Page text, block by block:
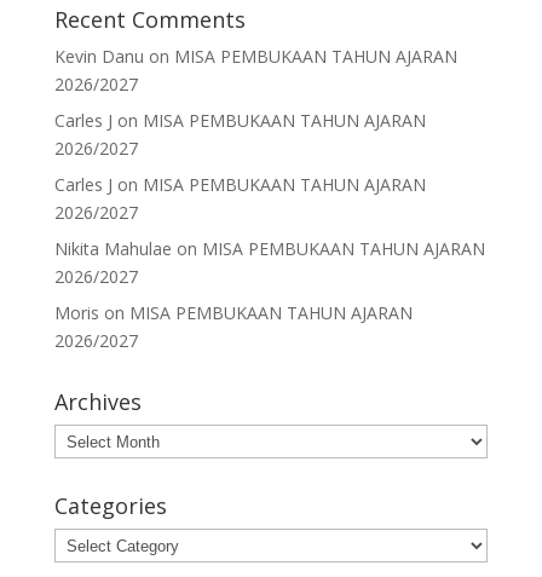
Recent Comments
Kevin Danu on MISA PEMBUKAAN TAHUN AJARAN
2026/2027
Carles J on MISA PEMBUKAAN TAHUN AJARAN
2026/2027
Carles J on MISA PEMBUKAAN TAHUN AJARAN
2026/2027
Nikita Mahulae on MISA PEMBUKAAN TAHUN AJARAN
2026/2027
Moris on MISA PEMBUKAAN TAHUN AJARAN
2026/2027
Archives
Archives
Categories
Categories